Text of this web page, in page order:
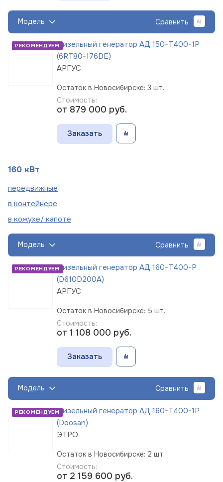
Модель Сравнить
РЕКОМЕНДУЕМДизельный генератор АД 150-Т400-1Р
(6RT80-176DE)
АРГУС
Остаток в Новосибирске: 3 шт.
Стоимость:
от 879 000 руб.
Заказать
160 кВт
передвижные
в контейнере
в кожухе/ капоте
Модель Сравнить
РЕКОМЕНДУЕМДизельный генератор АД 160-Т400-Р
(D610D200A)
АРГУС
Остаток в Новосибирске: 5 шт.
Стоимость:
от 1 108 000 руб.
Заказать
Модель Сравнить
РЕКОМЕНДУЕМДизельный генератор АД 160-Т400-1Р
(Doosan)
ЭТРО
Остаток в Новосибирске: 2 шт.
Стоимость:
от 2 159 600 руб.